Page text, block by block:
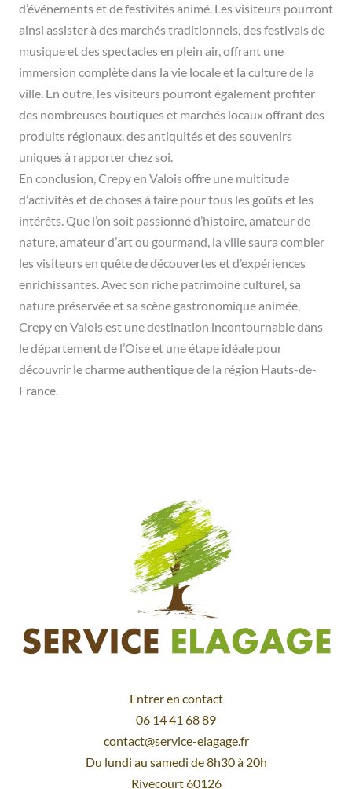
d’événements et de festivités animé. Les visiteurs pourront
ainsi assister à des marchés traditionnels, des festivals de
musique et des spectacles en plein air, offrant une
immersion complète dans la vie locale et la culture de la
ville. En outre, les visiteurs pourront également profiter
des nombreuses boutiques et marchés locaux offrant des
produits régionaux, des antiquités et des souvenirs
uniques à rapporter chez soi.
En conclusion, Crepy en Valois offre une multitude
d’activités et de choses à faire pour tous les goûts et les
intérêts. Que l’on soit passionné d’histoire, amateur de
nature, amateur d’art ou gourmand, la ville saura combler
les visiteurs en quête de découvertes et d’expériences
enrichissantes. Avec son riche patrimoine culturel, sa
nature préservée et sa scène gastronomique animée,
Crepy en Valois est une destination incontournable dans
le département de l’Oise et une étape idéale pour
découvrir le charme authentique de la région Hauts-de-
France.
Entrer en contact
06 14 41 68 89
contact@service-elagage.fr
Du lundi au samedi de 8h30 à 20h
Rivecourt 60126